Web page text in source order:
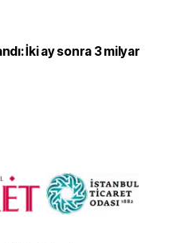
İki ay sonra 3 milyar